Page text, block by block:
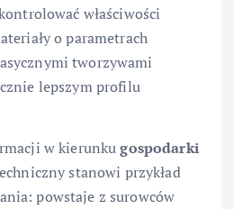
właściwości
o parametrach
tworzywami
lepszym profilu
w kierunkugospodarki
stanowi przykład
powstaje z surowców